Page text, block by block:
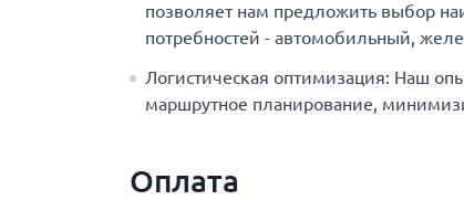
позволяет нам предложить выбор
потребностей - автомобильный,
Логистическая оптимизация: Наш
маршрутное планирование,
Оплата